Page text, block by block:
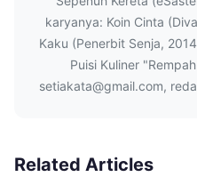
karyanya: Koin Cinta
Kaku (Penerbit Senja,
Puisi Kuliner
setiakata@gmail.com,
Related Articles